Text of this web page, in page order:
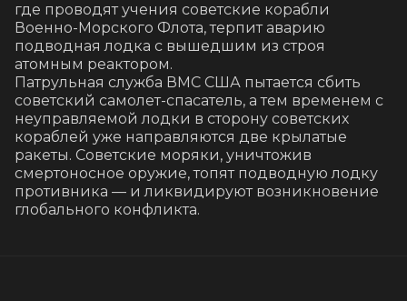
где проводят учения советские корабли
Военно-Морского Флота, терпит аварию
подводная лодка с вышедшим из строя
атомным реактором.
Патрульная служба ВМС США пытается сбить
советский самолет-спасатель, а тем временем с
неуправляемой лодки в сторону советских
кораблей уже направляются две крылатые
ракеты. Советские моряки, уничтожив
смертоносное оружие, топят подводную лодку
противника — и ликвидируют возникновение
глобального конфликта.